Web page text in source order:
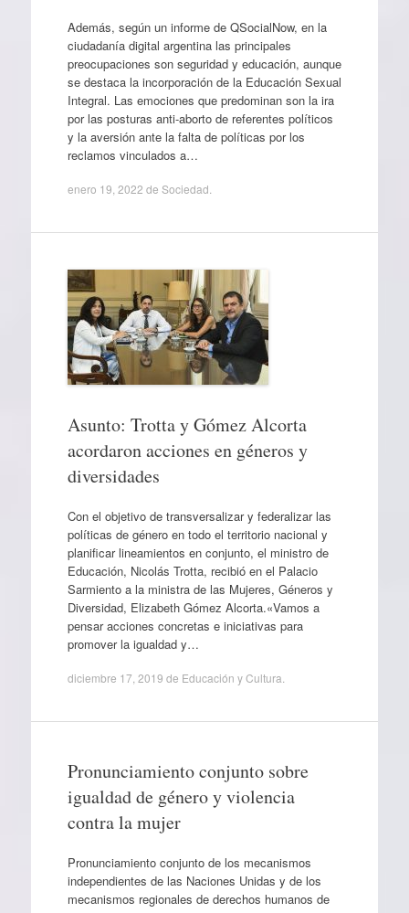
Además, según un informe de QSocialNow, en la
ciudadanía digital argentina las principales
preocupaciones son seguridad y educación, aunque
se destaca la incorporación de la Educación Sexual
Integral. Las emociones que predominan son la ira
por las posturas anti-aborto de referentes políticos
y la aversión ante la falta de políticas por los
reclamos vinculados a…
enero 19, 2022 de Sociedad
Asunto: Trotta y Gómez Alcorta
acordaron acciones en géneros y
diversidades
Con el objetivo de transversalizar y federalizar las
políticas de género en todo el territorio nacional y
planificar lineamientos en conjunto, el ministro de
Educación, Nicolás Trotta, recibió en el Palacio
Sarmiento a la ministra de las Mujeres, Géneros y
Diversidad, Elizabeth Gómez Alcorta.«Vamos a
pensar acciones concretas e iniciativas para
promover la igualdad y…
diciembre 17, 2019 de Educación y Cultura
Pronunciamiento conjunto sobre
igualdad de género y violencia
contra la mujer
Pronunciamiento conjunto de los mecanismos
independientes de las Naciones Unidas y de los
mecanismos regionales de derechos humanos de